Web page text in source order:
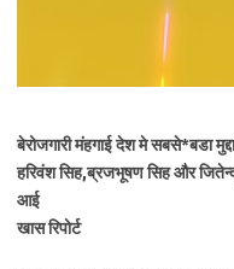
बेरोजगारी मंहगाई देश मे सबसे*बडा
हरिवंश सिह,ब्रजभूषण सिह और
आई
खास रिपोर्ट